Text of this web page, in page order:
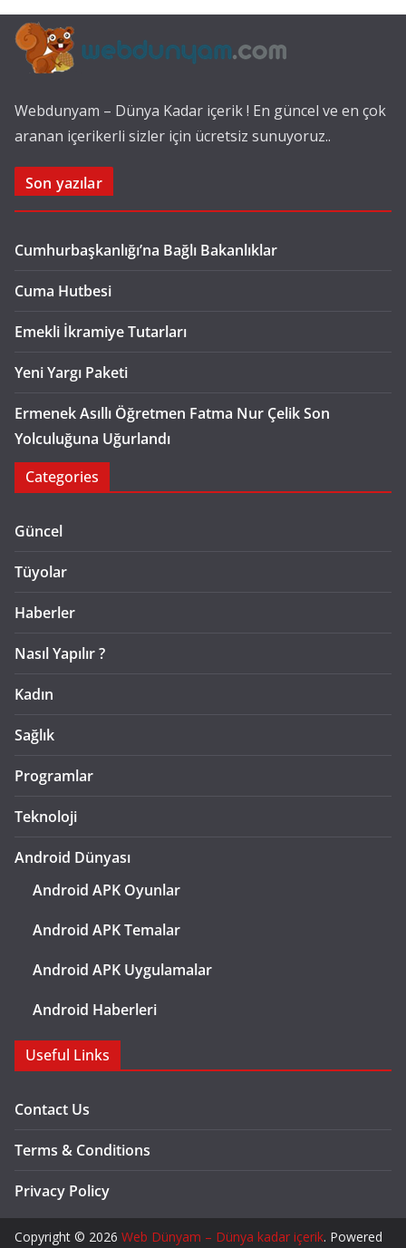
Webdunyam – Dünya Kadar içerik ! En güncel ve en çok
aranan içerikerli sizler için ücretsiz sunuyoruz..
Son yazılar
Cumhurbaşkanlığı’na Bağlı Bakanlıklar
Cuma Hutbesi
Emekli İkramiye Tutarları
Yeni Yargı Paketi
Ermenek Asıllı Öğretmen Fatma Nur Çelik Son
Yolculuğuna Uğurlandı
Categories
Güncel
Tüyolar
Haberler
Nasıl Yapılır ?
Kadın
Sağlık
Programlar
Teknoloji
Android Dünyası
Android APK Oyunlar
Android APK Temalar
Android APK Uygulamalar
Android Haberleri
Useful Links
Contact Us
Terms & Conditions
Privacy Policy
Copyright © 2026 Web Dünyam – Dünya kadar içerik. Powered